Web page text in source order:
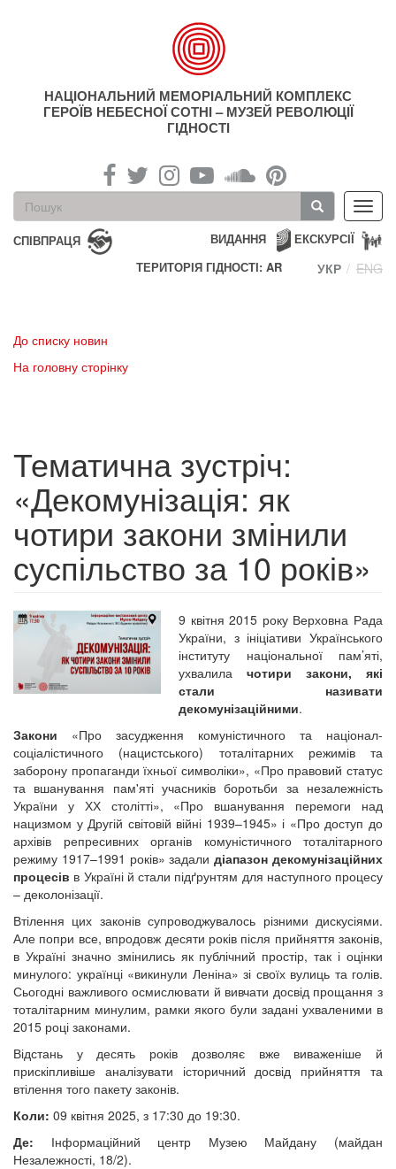
НАЦІОНАЛЬНИЙ МЕМОРІАЛЬНИЙ КОМПЛЕКС
ГЕРОЇВ НЕБЕСНОЇ СОТНІ – МУЗЕЙ РЕВОЛЮЦІЇ
ГІДНОСТІ
Пошукова
форма
Пошук
СПІВПРАЦЯ ЕКСКУРСІЇ
ВИДАННЯ
ТЕРИТОРІЯ ГІДНОСТІ: AR
УКР ENG
До списку новин
На головну сторінку
Тематична зустріч:
«Декомунізація: як
чотири закони змінили
суспільство за 10 років»
9 квітня 2015 року Верховна Рада
України, з ініціативи Українського
інституту національної пам’яті,
ухвалилачотири закони, які
стали називати
декомунізаційними.
Закони «Про засудження комуністичного та націонал-
соціалістичного (нацистського) тоталітарних режимів та
заборону пропаганди їхньої символіки», «Про правовий статус
та вшанування пам'яті учасників боротьби за незалежність
України у ХХ столітті», «Про вшанування перемоги над
нацизмом у Другій світовій війні 1939–1945» і «Про доступ до
архівів репресивних органів комуністичного тоталітарного
режиму 1917–1991 років» задалидіапазон декомунізаційних
процесів в Україні й стали підґрунтям для наступного процесу
– деколонізації.
Втілення цих законів супроводжувалось різними дискусіями.
Але попри все, впродовж десяти років після прийняття законів,
в Україні значно змінились як публічний простір, так і оцінки
минулого: українці «викинули Леніна» зі своїх вулиць та голів.
Сьогодні важливого осмислювати й вивчати досвід прощання з
тоталітарним минулим, рамки якого були задані ухваленими в
2015 році законами.
Відстань у десять років дозволяє вже виваженіше й
прискіпливіше аналізувати історичний досвід прийняття та
втілення того пакету законів.
Коли: 09 квітня 2025, з 17:30 до 19:30.
Де: Інформаційний центр Музею Майдану (майдан
Незалежності, 18/2).